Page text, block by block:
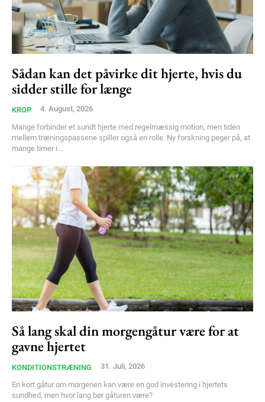
Subscription Plans
Free limited access
Gratis / forever
Sådan kan det påvirke dit hjerte, hvis du
sidder stille for længe
KROP 4. August, 2026
Mange forbinder et sundt hjerte med regelmæssig motion, men tiden
mellem træningspassene spiller også en rolle. Ny forskning peger på, at
mange timer i...
Så lang skal din morgengåtur være for at
gavne hjertet
KONDITIONSTRÆNING 31. Juli, 2026
En kort gåtur om morgenen kan være en god investering i hjertets
sundhed, men hvor lang bør gåturen være?